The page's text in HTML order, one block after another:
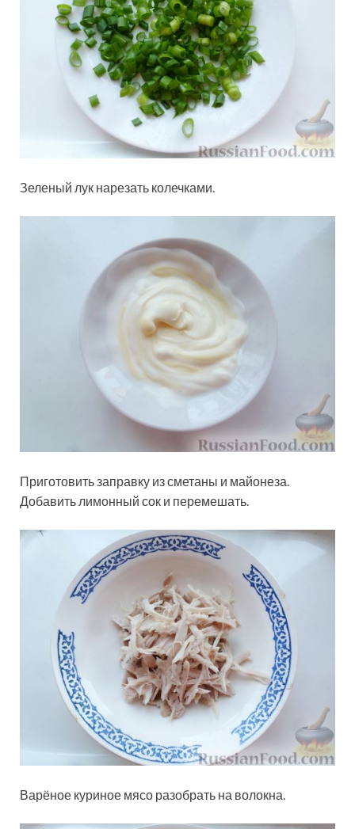
Зеленый лук нарезать колечками.
Приготовить заправку из сметаны и майонеза.
Добавить лимонный сок и перемешать.
Варёное куриное мясо разобрать на волокна.